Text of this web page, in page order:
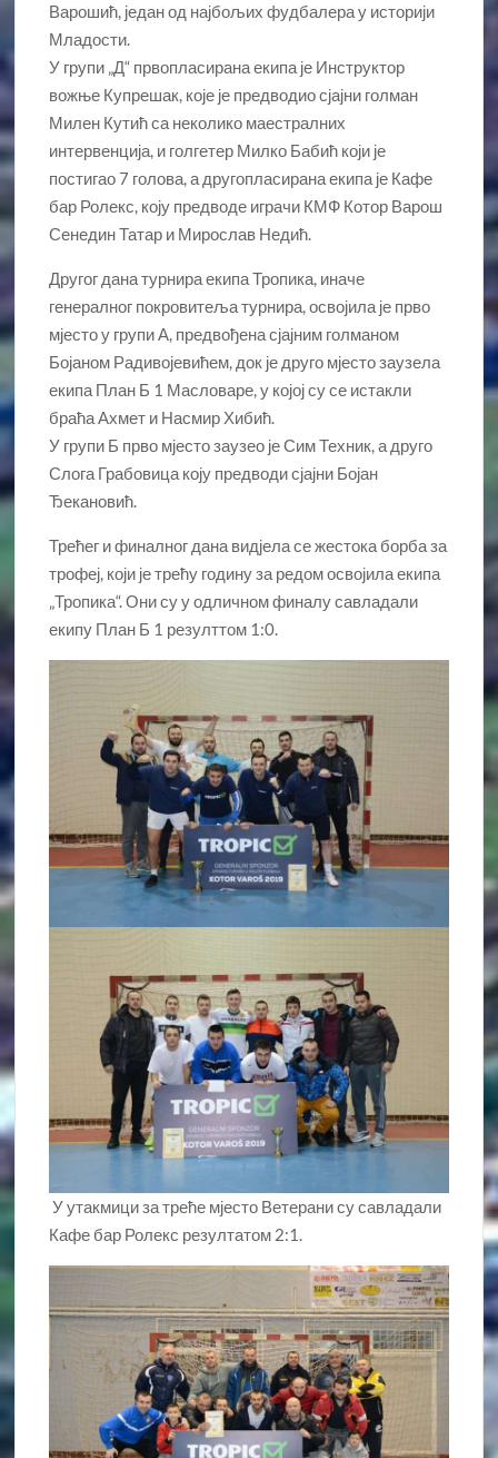
Варошић, један од најбољих фудбалера у историји
Младости.
У групи „Д“ првопласирана екипа је Инструктор
вожње Купрешак, које је предводио сјајни голман
Милен Кутић са неколико маестралних
интервенција, и голгетер Милко Бабић који је
постигао 7 голова, а другопласирана екипа је Кафе
бар Ролекс, коју предводе играчи КМФ Котор Варош
Сенедин Татар и Мирослав Недић.
Другог дана турнира екипа Тропика, иначе
генералног покровитеља турнира, освојила је прво
мјесто у групи А, предвођена сјајним голманом
Бојаном Радивојевићем, док је друго мјесто заузела
екипа План Б 1 Масловаре, у којој су се истакли
браћа Ахмет и Насмир Хибић.
У групи Б прво мјесто заузео је Сим Техник, а друго
Слога Грабовица коју предводи сјајни Бојан
Ђекановић.
Трећег и финалног дана видјела се жестока борба за
трофеј, који је трећу годину за редом освојила екипа
„Тропика“. Они су у одличном финалу савладали
екипу План Б 1 резулттом 1:0.
У утакмици за треће мјесто Ветерани су савладали
Кафе бар Ролекс резултатом 2:1.